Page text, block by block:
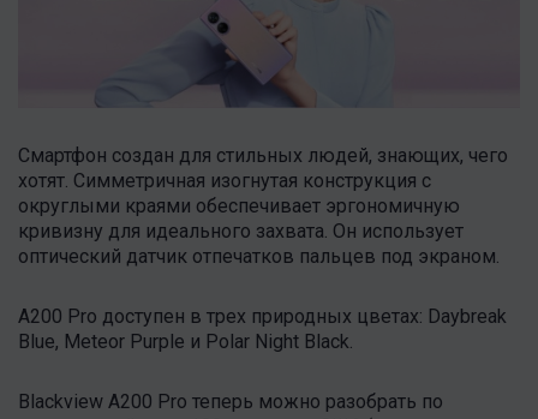
Смартфон создан для стильных людей, знающих, чего
хотят. Симметричная изогнутая конструкция с
округлыми краями обеспечивает эргономичную
кривизну для идеального захвата. Он использует
оптический датчик отпечатков пальцев под экраном.
A200 Pro доступен в трех природных цветах: Daybreak
Blue, Meteor Purple и Polar Night Black.
Blackview A200 Pro теперь можно разобрать по